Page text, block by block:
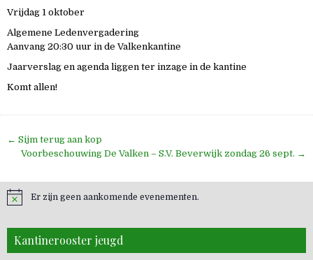
Vrijdag 1 oktober
Algemene Ledenvergadering
Aanvang 20:30 uur in de Valkenkantine
Jaarverslag en agenda liggen ter inzage in de kantine
Komt allen!
Bericht
navigatie
← Sijm terug aan kop
Voorbeschouwing De Valken – S.V. Beverwijk zondag 26 sept. →
Er zijn geen aankomende evenementen.
Kantinerooster jeugd